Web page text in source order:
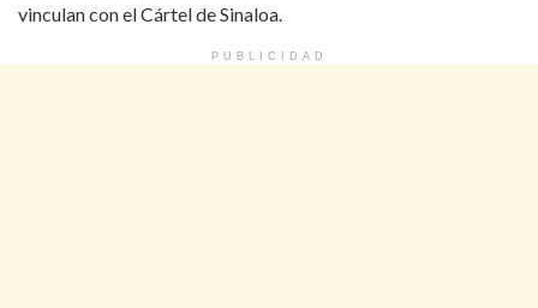
vinculan con el Cártel de Sinaloa.
PUBLICIDAD